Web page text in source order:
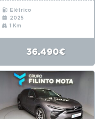
Elétrico
2025
1 Km
36.490€